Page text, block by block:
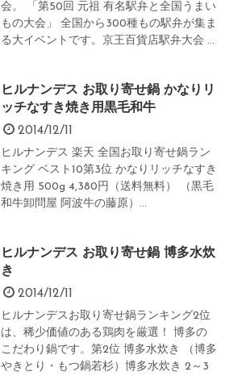
会。 「第50回 元祖 有名駅弁と全国うまい
もの大会」 全国から300種もの駅弁が集ま
る大イベントです。京王百貨店駅弁大会 ...
ヒルナンデス お取り寄せ鍋 かなりリ
ッチなすき焼き用黒毛和牛
2014/12/11
ヒルナンデス 楽天 全国お取り寄せ鍋ラン
キング ベスト10第3位 かなりリッチなすき
焼き用 500g 4,380円（送料無料） （黒毛
和牛卸問屋 阿波牛の藤原）...
ヒルナンデス お取り寄せ鍋 博多水炊
き
2014/12/11
ヒルナンデスお取り寄せ鍋ランキング2位
は、稀少価値のある鶏肉を厳選！ 博多の
こだわり鍋です。第2位 博多水炊き （博多
やきとり・もつ鍋若杉）博多水炊き 2～3